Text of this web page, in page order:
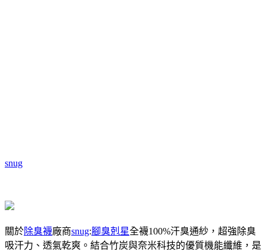
snug
關於除臭襪廠商snug:腳臭剋星全襪100%汗臭通紗，超強除臭
吸汗力、透氣乾爽。結合竹炭與奈米科技的優質機能纖維，是